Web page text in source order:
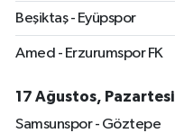
Beşiktaş - Eyüpspor
Amed - Erzurumspor FK
17 Ağustos, Pazartesi
Samsunspor - Göztepe